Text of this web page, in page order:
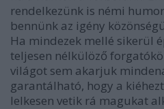
rendelkezünk is némi
bennünk az igény
Ha mindezek mellé sikerül
teljesen nélkülöző
világot sem akarjuk
garantálható, hogy a
lelkesen vetik rá magukat